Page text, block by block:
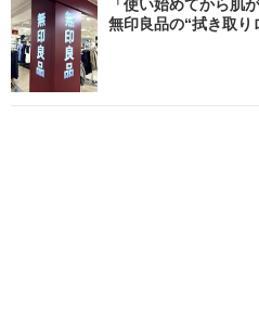
「使い始めてから肌
無印良品の“拭き取り